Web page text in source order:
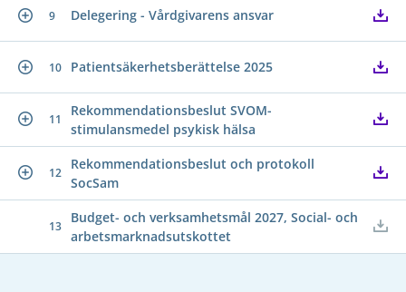
9 Delegering - Vårdgivarens ansvar
10 Patientsäkerhetsberättelse 2025
11
Rekommendationsbeslut SVOM-
stimulansmedel psykisk hälsa
12
Rekommendationsbeslut och protokoll
SocSam
13
Budget- och verksamhetsmål 2027, Social- och
arbetsmarknadsutskottet